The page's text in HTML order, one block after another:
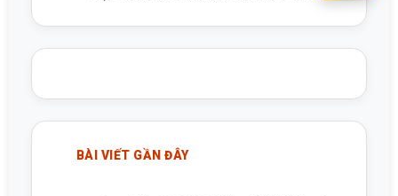
BÀI VIẾT GẦN ĐÂY